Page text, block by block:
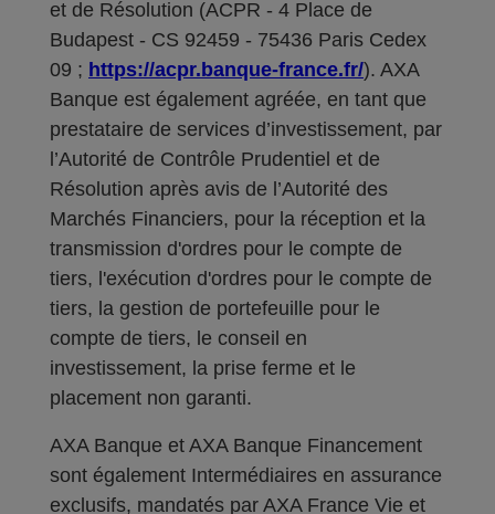
et de Résolution (ACPR - 4 Place de
Budapest - CS 92459 - 75436 Paris Cedex
09 ; https://acpr.banque-france.fr/). AXA
Banque est également agréée, en tant que
prestataire de services d’investissement, par
l’Autorité de Contrôle Prudentiel et de
Résolution après avis de l’Autorité des
Marchés Financiers, pour la réception et la
transmission d'ordres pour le compte de
tiers, l'exécution d'ordres pour le compte de
tiers, la gestion de portefeuille pour le
compte de tiers, le conseil en
investissement, la prise ferme et le
placement non garanti.
AXA Banque et AXA Banque Financement
sont également Intermédiaires en assurance
exclusifs, mandatés par AXA France Vie et